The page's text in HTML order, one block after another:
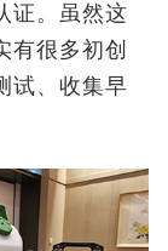
证。虽然这
有很多初创
试、收集早